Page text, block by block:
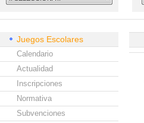
Juegos Escolares
Calendario
Actualidad
Inscripciones
Normativa
Subvenciones